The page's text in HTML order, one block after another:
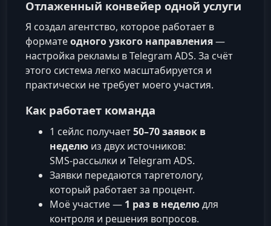
Отлаженный конвейер одной услуги
Я создал агентство, которое работает в
форматеодного узкого направления—
настройка рекламы в Telegram ADS. За счёт
этого система легко масштабируется и
практически не требует моего участия.
Как работает команда
1 сейлс получает50–70 заявок в
неделю из двух источников:
SMS‑рассылки и Telegram ADS.
Заявки передаются таргетологу,
который работает за процент.
Моё участие — 1 раз в неделюдля
контроля и решения вопросов.